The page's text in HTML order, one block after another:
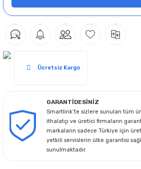
Ücretsiz Kargo
GARANTİDESİNİZ
Smartlink’te sizlere sunulan tüm
ithalatçı ve üretici firmaların
markaların sadece Türkiye için
yetkili servislerin ülke garantisi
sunulmaktadır.